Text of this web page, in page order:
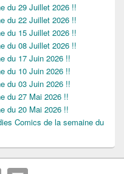
du 29 Juillet 2026 !!
du 22 Juillet 2026 !!
du 15 Juillet 2026 !!
du 08 Juillet 2026 !!
du 17 Juin 2026 !!
du 10 Juin 2026 !!
du 03 Juin 2026 !!
du 27 Mai 2026 !!
du 20 Mai 2026 !!
Comics de la semaine du